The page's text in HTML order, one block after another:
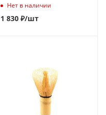
Нет в наличии
1 830 ₽/шт